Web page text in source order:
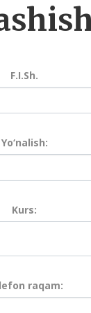
F.I.Sh.
Yo‘nalish:
Kurs:
raqam: